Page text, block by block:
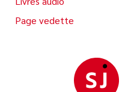
Page vedette